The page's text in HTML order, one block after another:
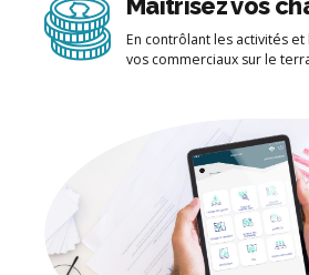
En contrôlant les activités
vos commerciaux sur le